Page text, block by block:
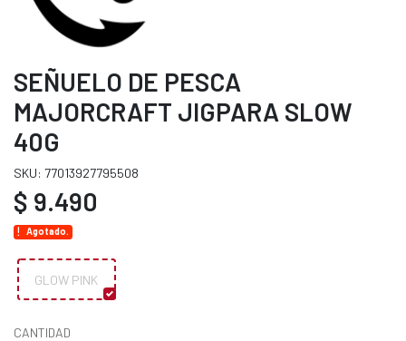
SEÑUELO DE PESCA
MAJORCRAFT JIGPARA SLOW
40G
SKU: 77013927795508
$ 9.490
Agotado.
GLOW PINK
CANTIDAD